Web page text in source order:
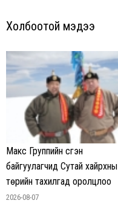
Холбоотой мэдээ
Макс Группийн үүсгэн
байгуулагчид Сутай хайрхны
төрийн тахилгад оролцлоо
2026-08-07